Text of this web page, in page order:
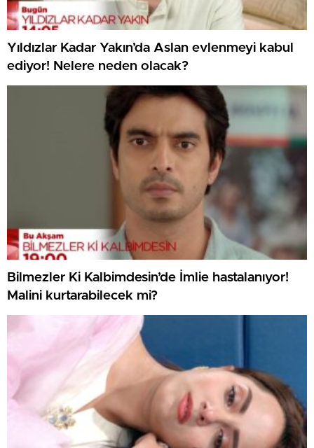
Yıldızlar Kadar Yakın’da Aslan evlenmeyi kabul
ediyor! Nelere neden olacak?
Bilmezler Ki Kalbimdesin’de İmlie hastalanıyor!
Malini kurtarabilecek mi?